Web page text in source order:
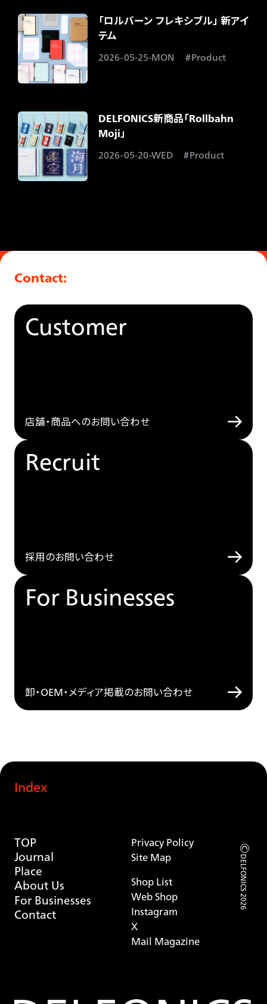
「ロルバーン フレキシブル」 新アイ
テム​
2026-05-25-MON Product
DELFONICS新商品「Rollbahn
Moji」
2026-05-20-WED Product
Contact:
Customer
店舗・商品へのお問い合わせ
Recruit
採用のお問い合わせ
For Businesses
卸・OEM・メディア掲載のお問い合わせ
Index
TOP
Journal
Place
About Us
For Businesses
Contact
Privacy Policy
Site Map
Shop List
Web Shop
Instagram
X
Mail Magazine
©
DELFONICS 2026